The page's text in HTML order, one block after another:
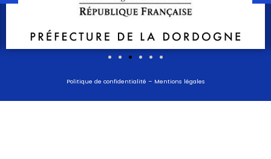
Politique de confidentialité – Mentions légales